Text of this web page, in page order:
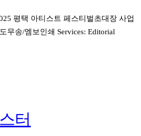
평택 아티스트 페스티벌초대장 사업
무송/엠보인쇄 Services: Editorial
터